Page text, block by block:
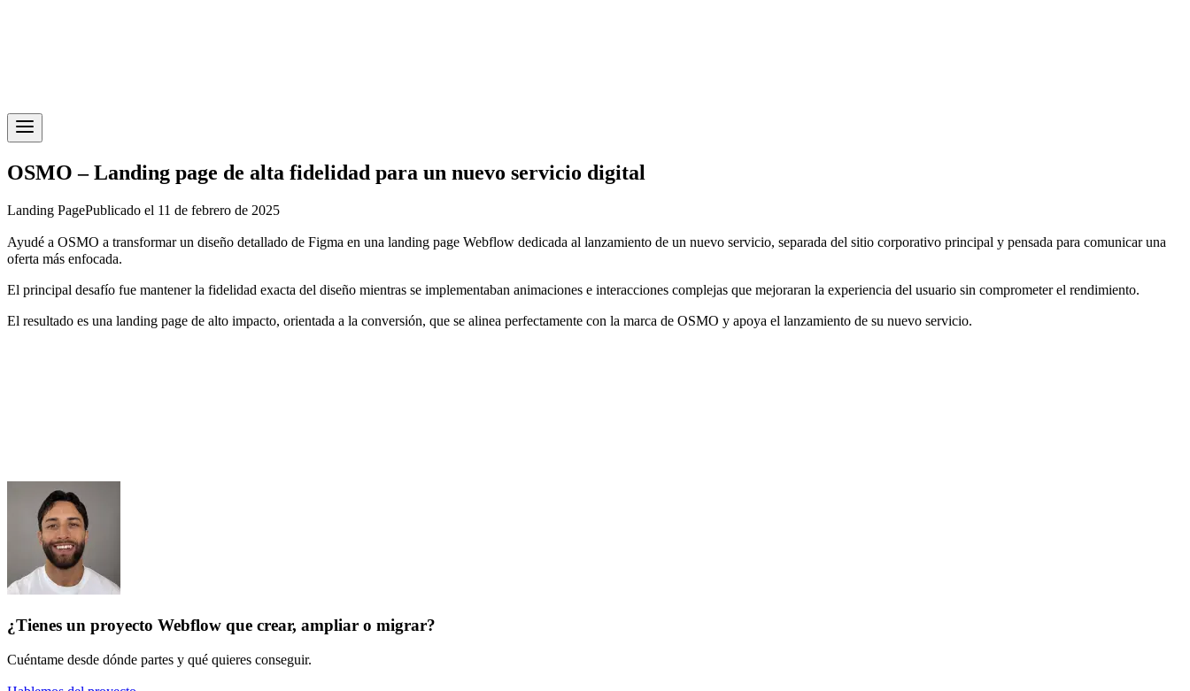
OSMO – Landing page de alta fidelidad para un nuevo servicio digital
Landing PagePublicado el 11 de febrero de 2025
Ayudé a OSMO a transformar un diseño detallado de Figma en una landing page Webflow dedicada al lanzamiento de un nuevo servicio, separada del sitio corporativo principal y pensada para comunicar una
oferta más enfocada.
El principal desafío fue mantener la fidelidad exacta del diseño mientras se implementaban animaciones e interacciones complejas que mejoraran la experiencia del usuario sin comprometer el rendimiento.
El resultado es una landing page de alto impacto, orientada a la conversión, que se alinea perfectamente con la marca de OSMO y apoya el lanzamiento de su nuevo servicio.
¿Tienes un proyecto Webflow que crear, ampliar o migrar?
Cuéntame desde dónde partes y qué quieres conseguir.